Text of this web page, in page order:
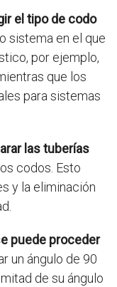
el tipo de codo
sistema en el que
por ejemplo,
que los
para sistemas
las tuberías
codos. Esto
y la eliminación
puede proceder
un ángulo de 90
de su ángulo